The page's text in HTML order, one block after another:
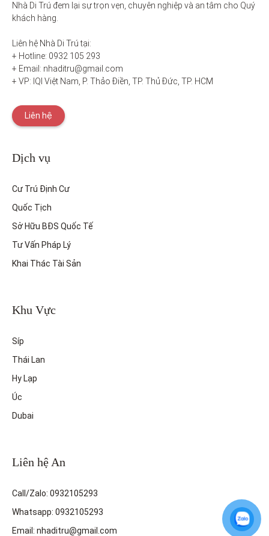
Nhà Di Trú đem lại sự trọn vẹn, chuyên nghiệp và an tâm cho Quý
khách hàng.
Liên hệ Nhà Di Trú tại:
+ Hotline: 0932 105 293
+ Email: nhaditru@gmail.com
+ VP: IQI Việt Nam, P. Thảo Điền, TP. Thủ Đức, TP. HCM
Liên hệ
Dịch vụ
Cư Trú Định Cư
Quốc Tịch
Sở Hữu BĐS Quốc Tế
Tư Vấn Pháp Lý
Khai Thác Tài Sản
Khu Vực
Síp
Thái Lan
Hy Lạp
Úc
Dubai
Liên hệ An
Call/Zalo: 0932105293
Whatsapp: 0932105293
Email: nhaditru@gmail.com